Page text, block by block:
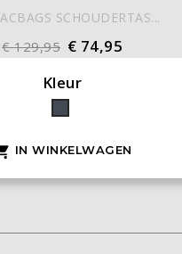
SCHOUDERTAS...
€ 129,95 € 74,95
Kleur
Zwart
IN WINKELWAGEN